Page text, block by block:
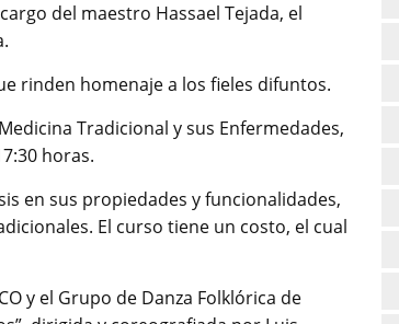
del maestro Hassael Tejada, el
rinden homenaje a los fieles difuntos.
Tradicional y sus Enfermedades,
horas.
en sus propiedades y funcionalidades,
El curso tiene un costo, el cual
y el Grupo de Danza Folklórica de